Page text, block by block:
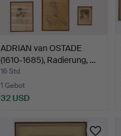
ADRIAN van OSTADE
(1610-1685), Radierung, …
16 Std
1 Gebot
32 USD